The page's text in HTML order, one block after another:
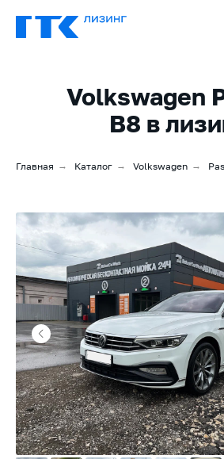
Volkswagen
B8 в
Главная → Каталог → Volkswagen →